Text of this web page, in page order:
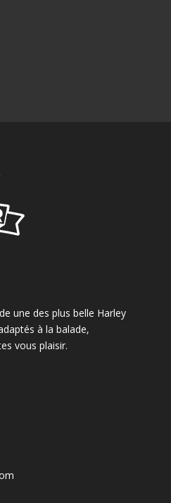
une des plus belle Harley
à la balade,
vous plaisir.